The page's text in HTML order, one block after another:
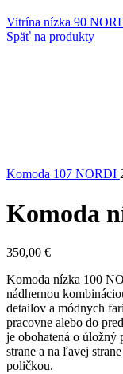
Vitrína nízka 90
Späť na produkty
Komoda 107 NORDI
Komoda
350,00 €
Komoda nízka 100
nádhernou
detailov a módnych
pracovne alebo do
je obohatená o úložný
strane a na ľavej
poličkou.